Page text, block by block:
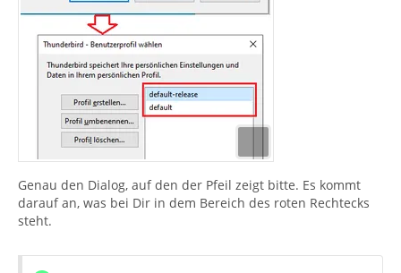
Genau den Dialog, auf den der Pfeil zeigt bitte. Es kommt
darauf an, was bei Dir in dem Bereich des roten Rechtecks
steht.